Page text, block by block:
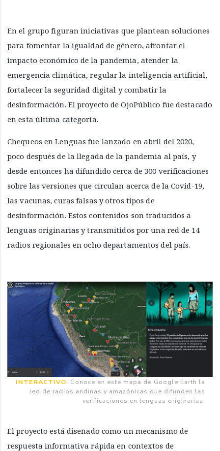
En el grupo figuran iniciativas que plantean soluciones
para fomentar la igualdad de género, afrontar el
impacto económico de la pandemia, atender la
emergencia climática, regular la inteligencia artificial,
fortalecer la seguridad digital y combatir la
desinformación. El proyecto de OjoPúblico fue destacado
en esta última categoría.
Chequeos en Lenguas fue lanzado en abril del 2020,
poco después de la llegada de la pandemia al país, y
desde entonces ha difundido cerca de 300 verificaciones
sobre las versiones que circulan acerca de la Covid-19,
las vacunas, curas falsas y otros tipos de
desinformación. Estos contenidos son traducidos a
lenguas originarias y transmitidos por una red de 14
radios regionales en ocho departamentos del país.
INTERACTIVO. Conoce en este mapa de Google Earth la
red de radios andinas y amazónicas que difunden las
verificaciones en lenguas originarias.
El proyecto está diseñado como un mecanismo de
respuesta informativa rápida en contextos de